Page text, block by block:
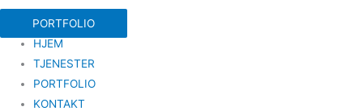
PORTFOLIO
HJEM
TJENESTER
PORTFOLIO
KONTAKT